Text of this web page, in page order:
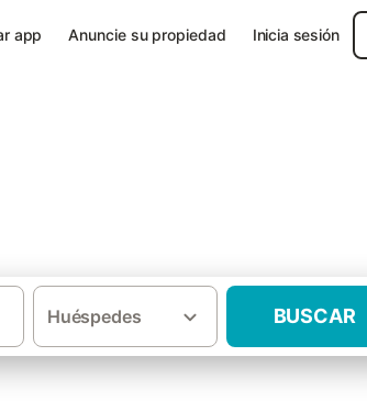
app Anuncie su propiedad Inicia sesión
Huéspedes BUSCAR